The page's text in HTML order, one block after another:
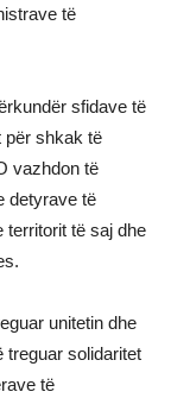
të
sfidave të
për shkak të
vazhdon të
detyrave të
territorit të saj dhe
unitetin dhe
treguar solidaritet
të